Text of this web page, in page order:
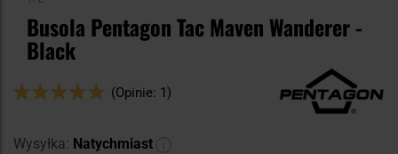
Busola Pentagon Tac Maven Wanderer -
Black
Ocena:
(Opinie: 1)
Wysyłka: Natychmiast